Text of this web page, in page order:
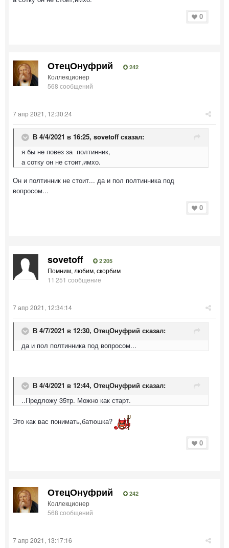
0
ОтецОнуфрий 242
Коллекционер
568 сообщений
7 апр 2021, 12:30:24
В 4/4/2021 в 16:25, sovetoff сказал:
я бы не повез за полтинник,
а сотку он не стоит,имхо.
Он и полтинник не стоит... да и пол полтинника под
вопросом...
0
sovetoff 2 205
Помним, любим, скорбим
11 251 сообщение
7 апр 2021, 12:34:14
В 4/7/2021 в 12:30, ОтецОнуфрий сказал:
да и пол полтинника под вопросом...
В 4/4/2021 в 12:44, ОтецОнуфрий сказал:
..Предложу 35тр. Можно как старт.
Это как вас понимать,батюшка?
0
ОтецОнуфрий 242
Коллекционер
568 сообщений
7 апр 2021, 13:17:16